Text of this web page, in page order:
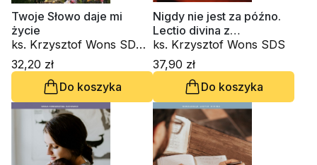
Twoje Słowo daje mi
życie
ks. Krzysztof Wons SDS,
kard. Gianfranco Ravasi,
kardynał Grzegorz Ryś, o.
Raniero Cantalamessa
OFM Cap., ks. Waldemar
Chrostowski, Innocenzo
Gargano OSBCam.,
Amedeo Cencini FdCC,
Danuta Piekarz
32,20 zł
Do koszyka
Nigdy nie jest za późno.
Lectio divina z
Nikodemem
ks. Krzysztof Wons SDS
37,90 zł
Do koszyka